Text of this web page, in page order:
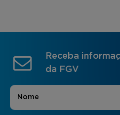
Receba
da FGV
Nome